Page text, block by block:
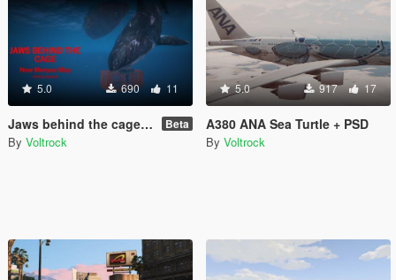
5.0 690 11
Jaws behind the cage [Menyoo] Beta
By Voltrock
5.0 917 17
A380 ANA Sea Turtle + PSD
By Voltrock